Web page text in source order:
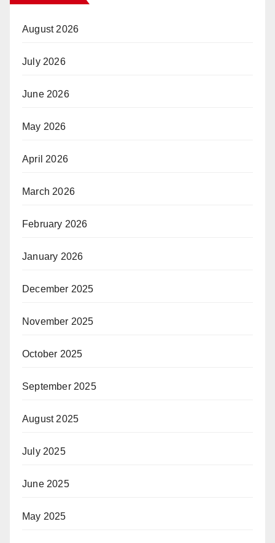
August 2026
July 2026
June 2026
May 2026
April 2026
March 2026
February 2026
January 2026
December 2025
November 2025
October 2025
September 2025
August 2025
July 2025
June 2025
May 2025